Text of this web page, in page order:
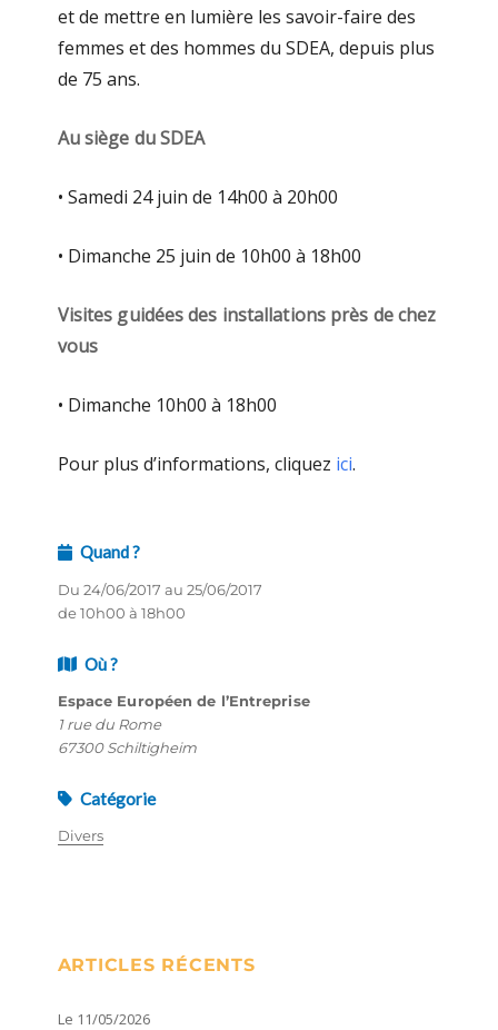
et de mettre en lumière les savoir-faire des
femmes et des hommes du SDEA, depuis plus
de 75 ans.
Au siège du SDEA
• Samedi 24 juin de 14h00 à 20h00
• Dimanche 25 juin de 10h00 à 18h00
Visites guidées des installations près de chez
vous
• Dimanche 10h00 à 18h00
Pour plus d’informations, cliquez ici.
Quand ?
Du 24/06/2017 au 25/06/2017
de 10h00 à 18h00
Où ?
Espace Européen de l’Entreprise
1 rue du Rome
67300 Schiltigheim
Catégorie
Divers
ARTICLES RÉCENTS
Le 11/05/2026